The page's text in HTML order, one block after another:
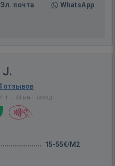
Эл. почта WhatsApp
J.
отзывов
1 ч. 44 мин. назад
15-55€/M2